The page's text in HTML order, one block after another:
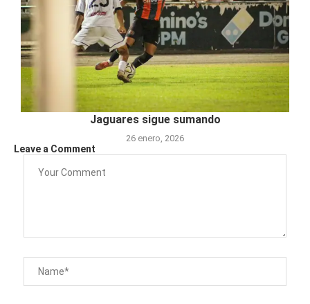
Jaguares sigue sumando
26 enero, 2026
Leave a Comment